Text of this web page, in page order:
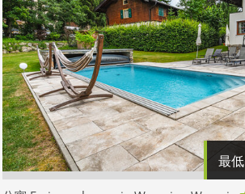
最低